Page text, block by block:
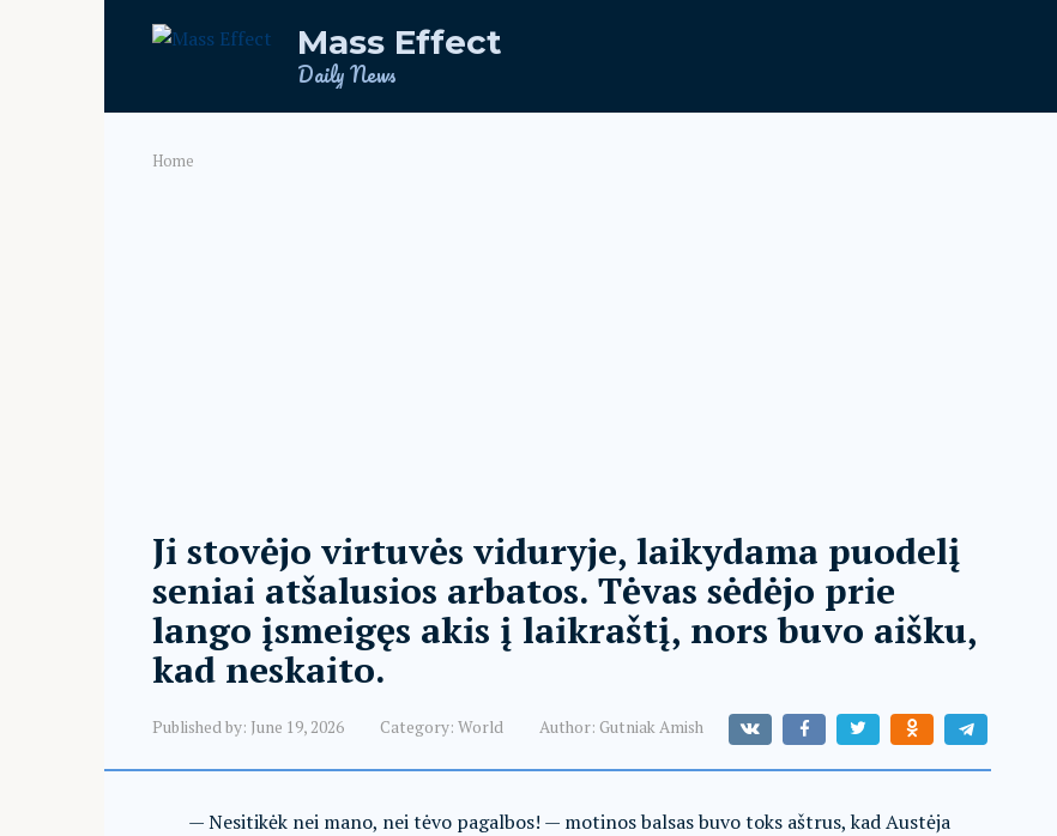
Mass Effect
Daily News
Home
Ji stovėjo virtuvės viduryje, laikydama puodelį
seniai atšalusios arbatos. Tėvas sėdėjo prie
lango įsmeigęs akis į laikraštį, nors buvo aišku,
kad neskaito.
Published by: June 19, 2026 Category: World Author: Gutniak Amish
— Nesitikėk nei mano, nei tėvo pagalbos! — motinos balsas buvo toks aštrus, kad Austėja